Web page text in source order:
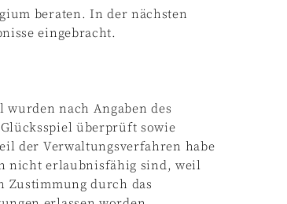
beraten. In der nächsten
eingebracht.
wurden nach Angaben des
überprüft sowie
der Verwaltungsverfahren habe
nicht erlaubnisfähig sind, weil
Zustimmung durch das